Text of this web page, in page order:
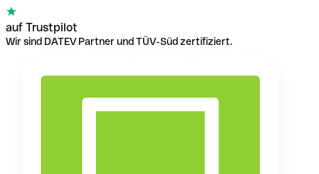
auf Trustpilot
Wir sind DATEV Partner und TÜV-Süd zertifiziert.